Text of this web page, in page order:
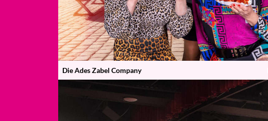
Die Ades Zabel Company